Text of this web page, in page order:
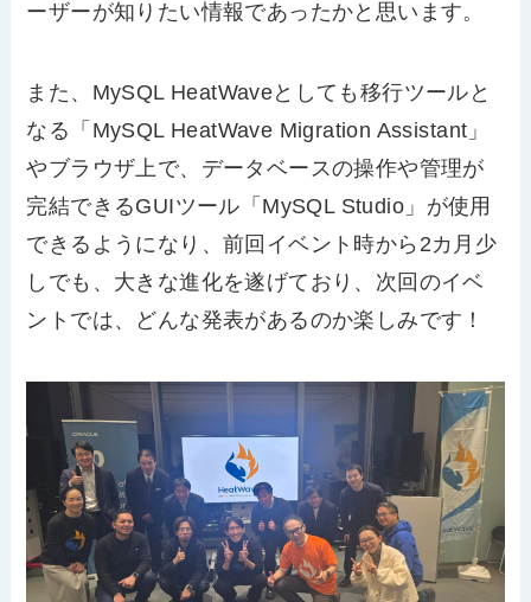
ーザーが知りたい情報であったかと思います。
また、 MySQL HeatWaveとしても移行ツールと
なる「 MySQL HeatWave Migration Assistant 」
やブラウザ上で、データベースの操作や管理が
完結できるGUIツール「 MySQL Studio 」が使用
できるようになり、前回イベント時から 2カ月少
しでも、大きな進化を遂げており、次回のイベ
ントでは、どんな発表があるのか楽しみです！